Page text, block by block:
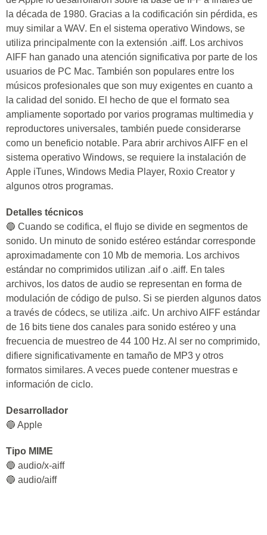
la década de 1980. Gracias a la codificación sin pérdida, es
muy similar a WAV. En el sistema operativo Windows, se
utiliza principalmente con la extensión .aiff. Los archivos
AIFF han ganado una atención significativa por parte de los
usuarios de PC Mac. También son populares entre los
músicos profesionales que son muy exigentes en cuanto a
la calidad del sonido. El hecho de que el formato sea
ampliamente soportado por varios programas multimedia y
reproductores universales, también puede considerarse
como un beneficio notable. Para abrir archivos AIFF en el
sistema operativo Windows, se requiere la instalación de
Apple iTunes, Windows Media Player, Roxio Creator y
algunos otros programas.
Detalles técnicos
🔵 Cuando se codifica, el flujo se divide en segmentos de
sonido. Un minuto de sonido estéreo estándar corresponde
aproximadamente con 10 Mb de memoria. Los archivos
estándar no comprimidos utilizan .aif o .aiff. En tales
archivos, los datos de audio se representan en forma de
modulación de código de pulso. Si se pierden algunos datos
a través de códecs, se utiliza .aifc. Un archivo AIFF estándar
de 16 bits tiene dos canales para sonido estéreo y una
frecuencia de muestreo de 44 100 Hz. Al ser no comprimido,
difiere significativamente en tamaño de MP3 y otros
formatos similares. A veces puede contener muestras e
información de ciclo.
Desarrollador
🔵 Apple
Tipo MIME
🔵 audio/x-aiff
🔵 audio/aiff